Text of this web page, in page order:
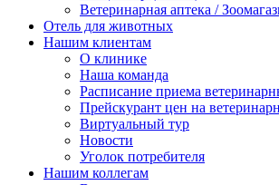
Ветеринарная аптека /
Отель для животных
Нашим клиентам
О клинике
Наша команда
Расписание приема
Прейскурант цен на
Виртуальный тур
Новости
Уголок потребителя
Нашим коллегам